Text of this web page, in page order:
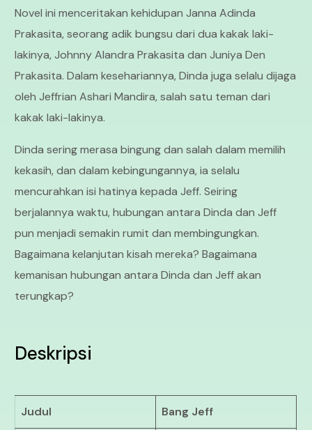
Novel ini menceritakan kehidupan Janna Adinda
Prakasita, seorang adik bungsu dari dua kakak laki-
lakinya, Johnny Alandra Prakasita dan Juniya Den
Prakasita. Dalam kesehariannya, Dinda juga selalu dijaga
oleh Jeffrian Ashari Mandira, salah satu teman dari
kakak laki-lakinya.
Dinda sering merasa bingung dan salah dalam memilih
kekasih, dan dalam kebingungannya, ia selalu
mencurahkan isi hatinya kepada Jeff. Seiring
berjalannya waktu, hubungan antara Dinda dan Jeff
pun menjadi semakin rumit dan membingungkan.
Bagaimana kelanjutan kisah mereka? Bagaimana
kemanisan hubungan antara Dinda dan Jeff akan
terungkap?
Deskripsi
Judul Bang Jeff